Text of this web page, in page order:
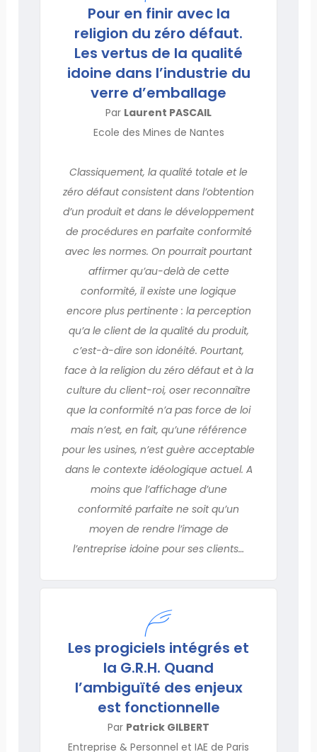
Pour en finir avec la
religion du zéro défaut.
Les vertus de la qualité
idoine dans l’industrie du
verre d’emballage
Par Laurent PASCAIL
Ecole des Mines de Nantes
Classiquement, la qualité totale et le
zéro défaut consistent dans l’obtention
d’un produit et dans le développement
de procédures en parfaite conformité
avec les normes. On pourrait pourtant
affirmer qu’au-delà de cette
conformité, il existe une logique
encore plus pertinente : la perception
qu’a le client de la qualité du produit,
c’est-à-dire son idonéité. Pourtant,
face à la religion du zéro défaut et à la
culture du client-roi, oser reconnaître
que la conformité n’a pas force de loi
mais n’est, en fait, qu’une référence
pour les usines, n’est guère acceptable
dans le contexte idéologique actuel. A
moins que l’affichage d’une
conformité parfaite ne soit qu’un
moyen de rendre l’image de
l’entreprise idoine pour ses clients…
Les progiciels intégrés et
la G.R.H. Quand
l’ambiguïté des enjeux
est fonctionnelle
Par Patrick GILBERT
Entreprise & Personnel et IAE de Paris